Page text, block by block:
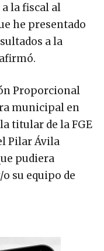
la fiscal al
he presentado
a la
Proporcional
municipal en
titular de la FGE
Pilar Ávila
pudiera
su equipo de